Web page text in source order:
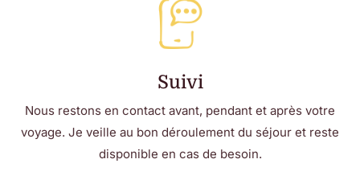
Suivi
Nous restons en contact avant, pendant et après votre
voyage. Je veille au bon déroulement du séjour et reste
disponible en cas de besoin.